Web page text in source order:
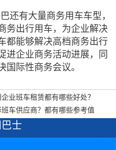
还有大量商务用车车型，
务出行用车，为企业解决
都能够解决高档商务出行
进企业商务活动进展，同
国际性商务会议。
业班车租赁都有哪些好处？
车供应商？都有哪些参考值
士